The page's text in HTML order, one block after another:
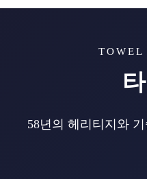
58년의 헤리티지와